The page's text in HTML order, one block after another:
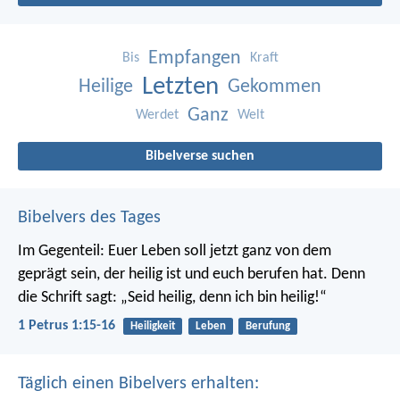
Bis Empfangen Kraft
Heilige Letzten Gekommen
Werdet Ganz Welt
Bibelverse suchen
Bibelvers des Tages
Im Gegenteil: Euer Leben soll jetzt ganz von dem
geprägt sein, der heilig ist und euch berufen hat. Denn
die Schrift sagt: „Seid heilig, denn ich bin heilig!“
1 Petrus 1:15-16 Heiligkeit Leben Berufung
Täglich einen Bibelvers erhalten: